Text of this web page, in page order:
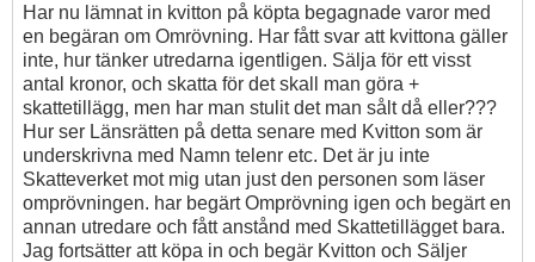
Har nu lämnat in kvitton på köpta begagnade varor med
en begäran om Omrövning. Har fått svar att kvittona gäller
inte, hur tänker utredarna igentligen. Sälja för ett visst
antal kronor, och skatta för det skall man göra +
skattetillägg, men har man stulit det man sålt då eller???
Hur ser Länsrätten på detta senare med Kvitton som är
underskrivna med Namn telenr etc. Det är ju inte
Skatteverket mot mig utan just den personen som läser
omprövningen. har begärt Omprövning igen och begärt en
annan utredare och fått anstånd med Skattetillägget bara.
Jag fortsätter att köpa in och begär Kvitton och Säljer